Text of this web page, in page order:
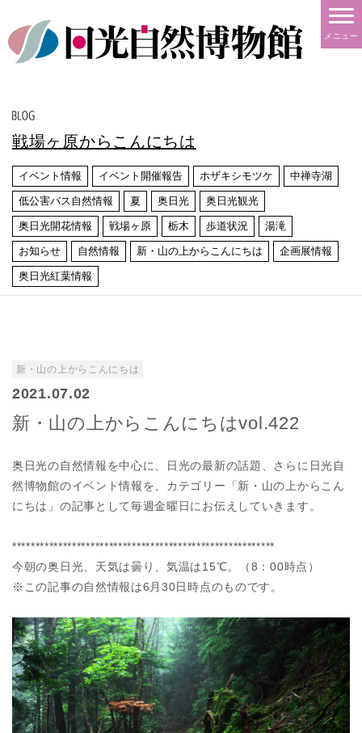
メニュー
戦場ヶ原からこんにちは
イベント情報 イベント開催報告 ホザキシモツケ 中禅寺湖
低公害バス自然情報 夏 奥日光 奥日光観光
奥日光開花情報 戦場ヶ原 栃木 歩道状況 湯滝
お知らせ 自然情報 新・山の上からこんにちは 企画展情報
奥日光紅葉情報
新・山の上からこんにちは
2021.07.02
新・山の上からこんにちはvol.422
奥日光の自然情報を中心に、日光の最新の話題、さらに日光自
然博物館のイベント情報を、カテゴリー「新・山の上からこん
にちは」の記事として毎週金曜日にお伝えしていきます。
*********************************************************
今朝の奥日光、天気は曇り、気温は15℃。（8：00時点）
※この記事の自然情報は6月30日時点のものです。